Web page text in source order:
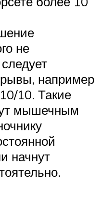
не
например
10. Такие
мышечным
начнут